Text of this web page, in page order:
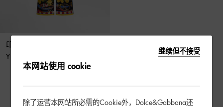
印花真丝斜纹长裤
¥ 16,000
3 / 3 产品
继续但不接受
本网站使用 cookie
除了运营本网站所必需的Cookie外，Dolce&Gabbana还